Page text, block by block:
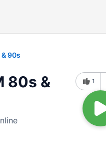
90s
80s &
1